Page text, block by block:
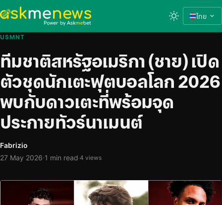
ไทย
USMNT
ทีมชาติสหรัฐอเมริกา (ชาย) เปิด
ตัวชุดนักเตะฟุตบอลโลก 2026
พบกับดาวเตะที่พร้อมจุด
ประกายทัวร์นาเมนต์
Fabrizio
27 May 2026·1 min read·4 views